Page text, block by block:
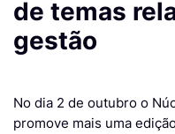
de temas
gestão
No dia 2 de outubro o
promove mais uma